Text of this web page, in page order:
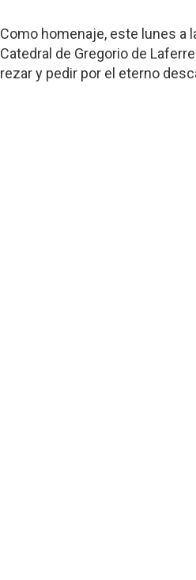
Como homenaje, este lunes a
Catedral de Gregorio de
rezar y pedir por el eterno